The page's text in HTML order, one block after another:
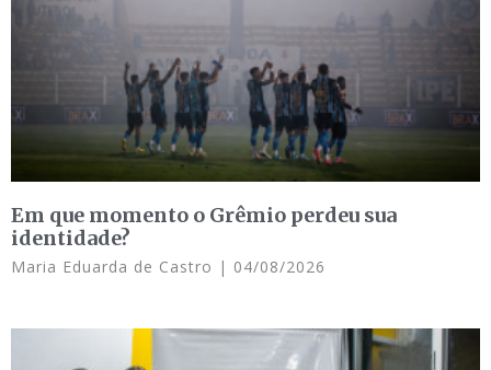
Em que momento o Grêmio perdeu sua
identidade?
Maria Eduarda de Castro 04/08/2026